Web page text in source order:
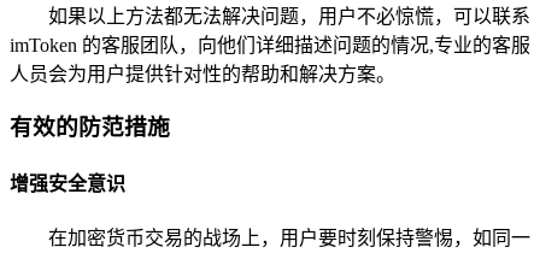
如果以上方法都无法解决问题，用户不必惊慌，可以联系
imToken 的客服团队，向他们详细描述问题的情况,专业的客服
人员会为用户提供针对性的帮助和解决方案。
有效的防范措施
增强安全意识
在加密货币交易的战场上，用户要时刻保持警惕，如同一